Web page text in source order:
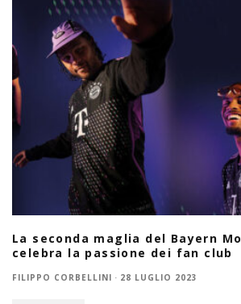
La seconda maglia del Bayern
celebra la passione dei fan club
FILIPPO CORBELLINI · 28 LUGLIO 2023